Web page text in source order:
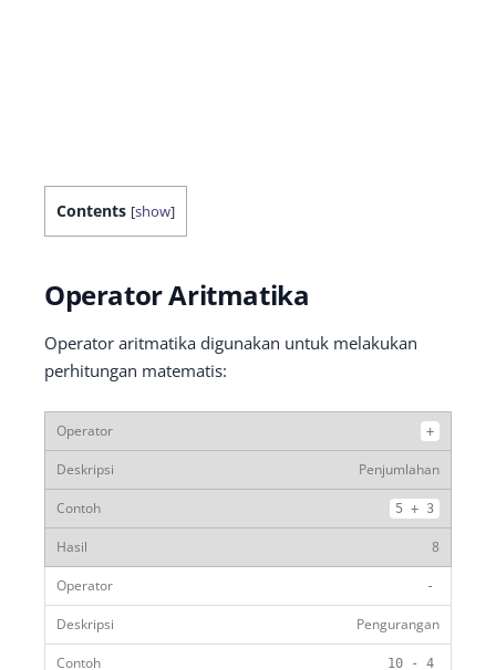
Contents [show]
Operator Aritmatika
Operator aritmatika digunakan untuk melakukan
perhitungan matematis:
+
Penjumlahan
5 + 3
8
-
Pengurangan
10 - 4